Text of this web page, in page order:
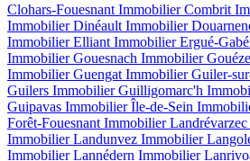
Clohars-Fouesnant Immobilier Combrit
Immobilier Dinéault Immobilier
Immobilier Elliant Immobilier Ergué-
Immobilier Gouesnach Immobilier
Immobilier Guengat Immobilier Guiler-
Guilers Immobilier Guilligomarc'h
Guipavas Immobilier Île-de-Sein
Forêt-Fouesnant Immobilier Landrévarzec
Immobilier Landunvez Immobilier
Immobilier Lannédern Immobilier